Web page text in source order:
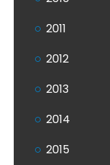
2011
2012
2013
2014
2015